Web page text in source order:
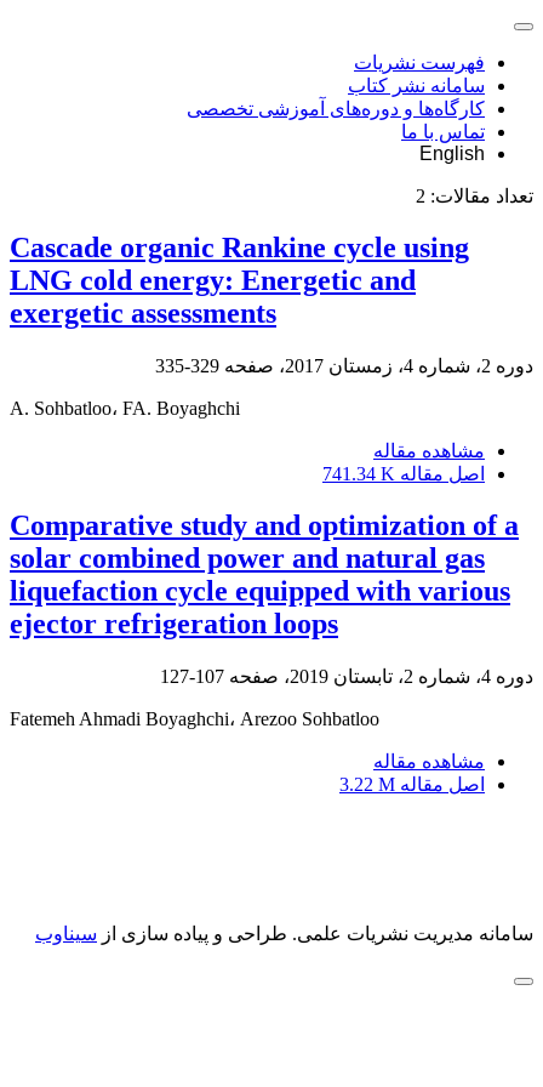
فهرست نشریات
سامانه نشر کتاب
کارگاه‌ها و دوره‌های آموزشی تخصصی
تماس با ما
English
تعداد مقالات: 2
Cascade organic Rankine cycle using
LNG cold energy: Energetic and
exergetic assessments
دوره 2، شماره 4، زمستان 2017، صفحه 329-335
A. Sohbatloo، FA. Boyaghchi
مشاهده مقاله
اصل مقاله 741.34 K
Comparative study and optimization of a
solar combined power and natural gas
liquefaction cycle equipped with various
ejector refrigeration loops
دوره 4، شماره 2، تابستان 2019، صفحه 107-127
Fatemeh Ahmadi Boyaghchi، Arezoo Sohbatloo
مشاهده مقاله
اصل مقاله 3.22 M
سامانه مدیریت نشریات علمی. طراحی و پیاده سازی از سیناوب